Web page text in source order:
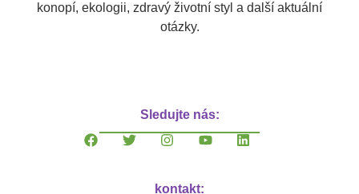
konopí, ekologii, zdravý životní styl a další aktuální
otázky.
Sledujte nás:
kontakt: